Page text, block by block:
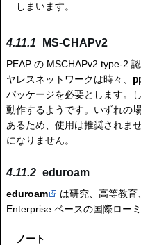
しまいます。
MS-CHAPv2
PEAP の MSCHAPv2 type-2
ヤレスネットワークは時々、
パッケージを必要とします。し
動作するようです。いずれの
あるため、使用は推奨されま
になりません。
eduroam
eduroam
は研究、高等教育
Enterprise ベースの国際ロー
ノート